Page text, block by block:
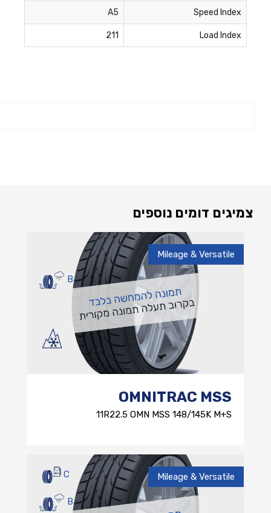
Speed Index
A5
Load Index
211
צמיגים דומים נוספים
Mileage & Versatile
B
OMNITRAC MSS
11R22.5 OMN MSS 148/145K M+S
Mileage & Versatile
C
B